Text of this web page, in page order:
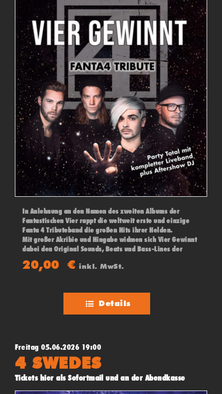
In Anlehnung an den Namen des zweiten Albums der
Fantastischen Vier rappt die weltweit erste und einzige
Fanta 4 Tributeband die großen Hits ihrer Helden.
Mit großer Akribie und Hingabe widmen sich Vier Gewinnt
dabei den Original Sounds, Beats und Bass-Lines der
Sprechgesänge ihrer Vorbilder zum Besten.
20,00€ inkl. MwSt.
Details
Freitag 05.06.2026 19:00
4 SWEDES
Tickets hier als Sofortmail und an der Abendkasse